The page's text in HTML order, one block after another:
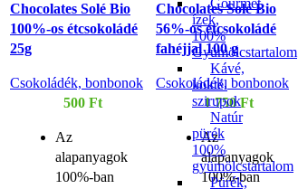
Gourmet
ízek,
100%
Gyümölcstartalom
Kávé,
koktél
szirupok
Natúr
pürék
100%
gyümölcstartalom
Pürék,
Chocolates Solé Bio
100%-os étcsokoládé
25g
Csokoládék, bonbonok
500Ft
Az
alapanyagok
100%-ban
Chocolates Solé Bio
56%-os étcsokoládé
fahéjjal 100 g
Csokoládék, bonbonok
1 750Ft
Az
alapanyagok
100%-ban